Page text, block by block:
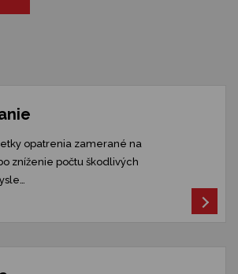
opatrenia zamerané na
zníženie počtu škodlivých